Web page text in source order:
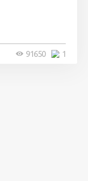
1
91650